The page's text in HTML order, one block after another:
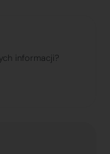
informacji?